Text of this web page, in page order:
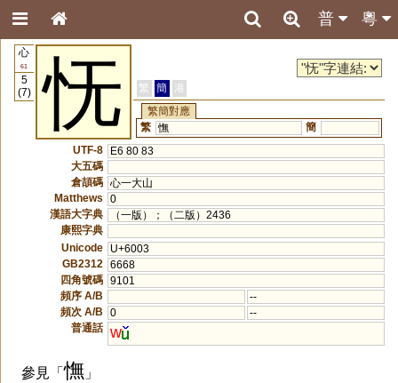
粵
普
心
61
5
(7)
怃 繁 簡
港
繁簡對應
繁 憮
簡
UTF-8
E6 80 83
大五碼
倉頡碼 心一大山
Matthews
0
漢語大字典
（一版）；（二版）2436
康熙字典
Unicode
U+6003
GB2312
6668
四角號碼 9101
頻序 A/B
--
頻次 A/B
0
--
普通話 w
參見「憮」